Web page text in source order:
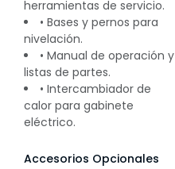
herramientas de servicio.
• Bases y pernos para
nivelación.
• Manual de operación y
listas de partes.
• Intercambiador de
calor para gabinete
eléctrico.
Accesorios Opcionales